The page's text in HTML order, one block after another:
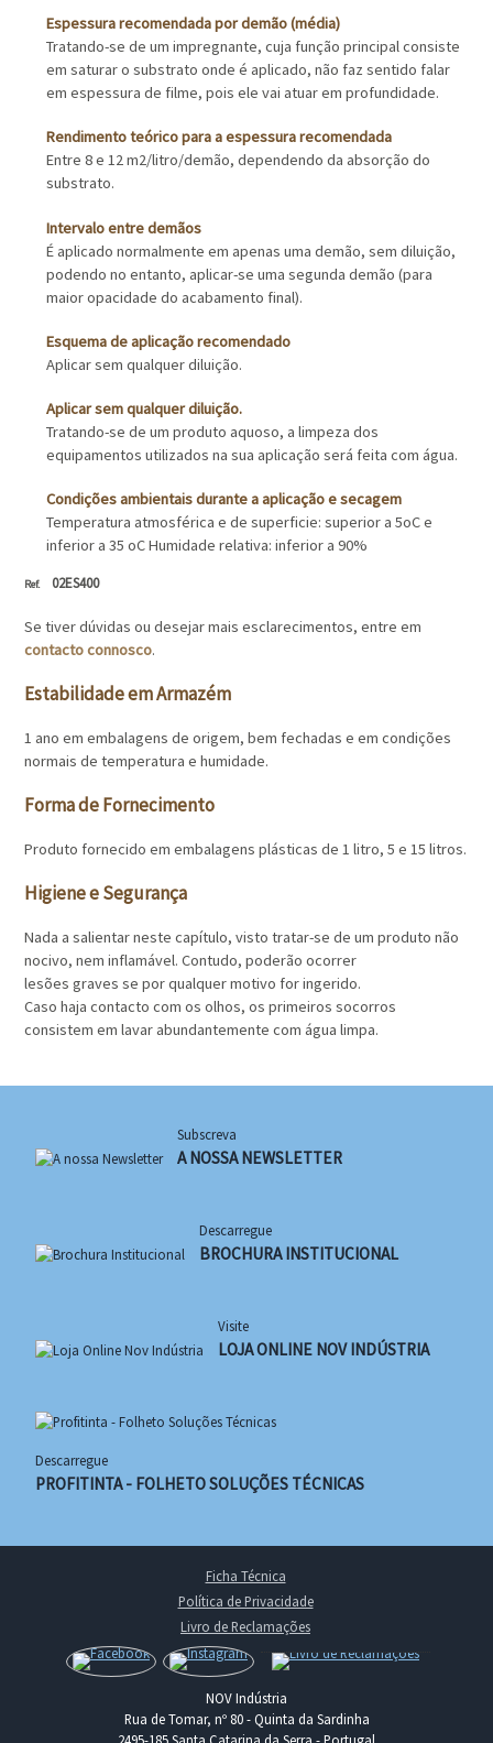
Espessura recomendada por demão (média)
Tratando-se de um impregnante, cuja função principal consiste
em saturar o substrato onde é aplicado, não faz sentido falar
em espessura de filme, pois ele vai atuar em profundidade.
Rendimento teórico para a espessura recomendada
Entre 8 e 12 m2/litro/demão, dependendo da absorção do
substrato.
Intervalo entre demãos
É aplicado normalmente em apenas uma demão, sem diluição,
podendo no entanto, aplicar-se uma segunda demão (para
maior opacidade do acabamento final).
Esquema de aplicação recomendado
Aplicar sem qualquer diluição.
Aplicar sem qualquer diluição.
Tratando-se de um produto aquoso, a limpeza dos
equipamentos utilizados na sua aplicação será feita com água.
Condições ambientais durante a aplicação e secagem
Temperatura atmosférica e de superficie: superior a 5oC e
inferior a 35 oC Humidade relativa: inferior a 90%
02ES400
Se tiver dúvidas ou desejar mais esclarecimentos, entre em
contacto connosco.
Estabilidade em Armazém
1 ano em embalagens de origem, bem fechadas e em condições
normais de temperatura e humidade.
Forma de Fornecimento
Produto fornecido em embalagens plásticas de 1 litro, 5 e 15 litros.
Higiene e Segurança
Nada a salientar neste capítulo, visto tratar-se de um produto não
nocivo, nem inflamável. Contudo, poderão ocorrer
lesões graves se por qualquer motivo for ingerido.
Caso haja contacto com os olhos, os primeiros socorros
consistem em lavar abundantemente com água limpa.
Subscreva
A NOSSA NEWSLETTER
Descarregue
BROCHURA INSTITUCIONAL
Visite
LOJA ONLINE NOV INDÚSTRIA
Descarregue
PROFITINTA - FOLHETO SOLUÇÕES TÉCNICAS
Ficha Técnica
Política de Privacidade
Livro de Reclamações
NOV Indústria
Rua de Tomar, nº 80 - Quinta da Sardinha
2495-185 Santa Catarina da Serra - Portugal